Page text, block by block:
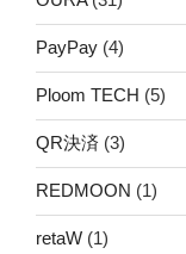
PayPay (4)
Ploom TECH (5)
QR決済 (3)
REDMOON (1)
retaW (1)